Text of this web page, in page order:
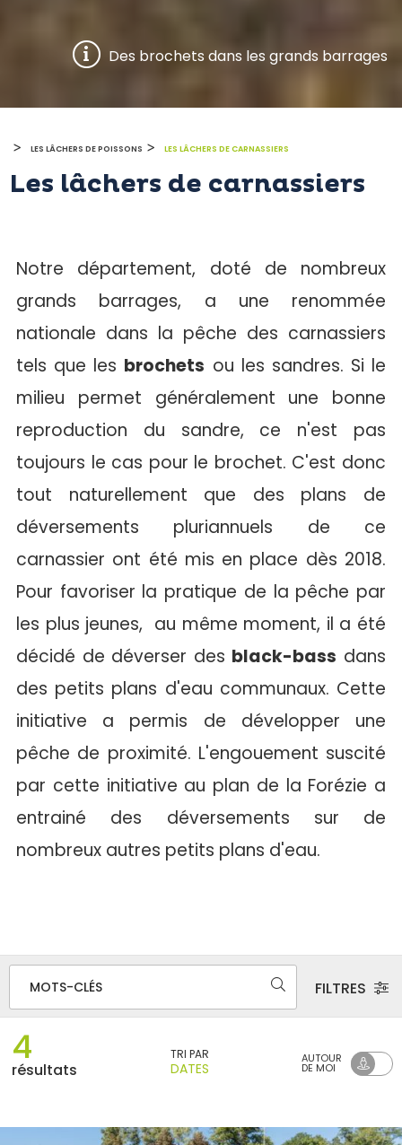
Des brochets dans les grands barrages
> LES LÂCHERS DE POISSONS > LES LÂCHERS DE CARNASSIERS
Les lâchers de carnassiers
Notre département, doté de nombreux
grands barrages, a une renommée
nationale dans la pêche des carnassiers
tels que les brochets ou les sandres. Si le
milieu permet généralement une bonne
reproduction du sandre, ce n'est pas
toujours le cas pour le brochet. C'est donc
tout naturellement que des plans de
déversements pluriannuels de ce
carnassier ont été mis en place dès 2018.
Pour favoriser la pratique de la pêche par
les plus jeunes, au même moment, il a été
décidé de déverser des black-bass dans
des petits plans d'eau communaux. Cette
initiative a permis de développer une
pêche de proximité. L'engouement suscité
par cette initiative au plan de la Forézie a
entrainé des déversements sur de
nombreux autres petits plans d'eau.
MOTS-CLÉS FILTRES
4
résultats
TRI PAR
DATES
AUTOUR
DE MOI